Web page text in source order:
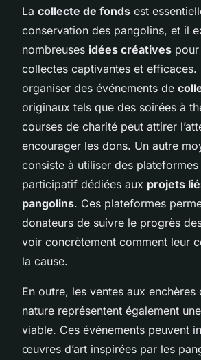
La collecte de fonds est
conservation des pangolins, et il
nombreuses idées créatives
collectes captivantes et efficaces.
organiser des événements de
originaux tels que des soirées à
courses de charité peut attirer
encourager les dons. Un autre
consiste à utiliser des
participatif dédiées aux projets
pangolins. Ces plateformes
donateurs de suivre le progrès
voir concrètement comment leur
la cause.
En outre, les ventes aux enchères
nature représentent également
viable. Ces événements peuvent
œuvres d’art inspirées par les